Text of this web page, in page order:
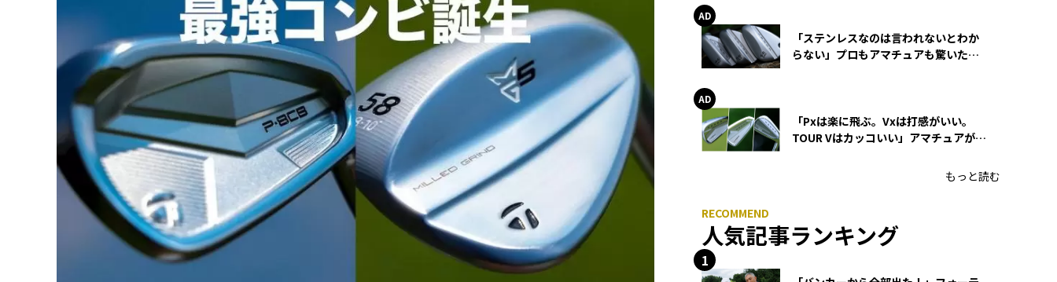
「ステンレスなのは言われないとわか
らない」プロもアマチュアも驚いた
「Pxは楽に飛ぶ。Vxは打感がいい。
TOUR Vはカッコいい」アマチュアが選
もっと読む
人気記事ランキング